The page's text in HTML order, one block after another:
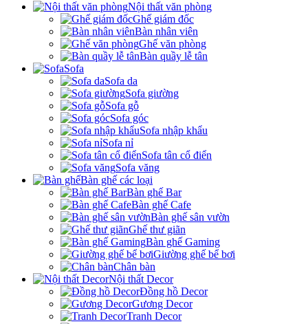
Nội thất văn phòng
Ghế giám đốc
Bàn nhân viên
Ghế văn phòng
Bàn quầy lễ tân
Sofa
Sofa da
Sofa giường
Sofa gỗ
Sofa góc
Sofa nhập khẩu
Sofa nỉ
Sofa tân cổ điển
Sofa văng
Bàn ghế các loại
Bàn ghế Bar
Bàn ghế Cafe
Bàn ghế sân vườn
Ghế thư giãn
Bàn ghế Gaming
Giường ghế bể bơi
Chân bàn
Nội thất Decor
Đồng hồ Decor
Gương Decor
Tranh Decor